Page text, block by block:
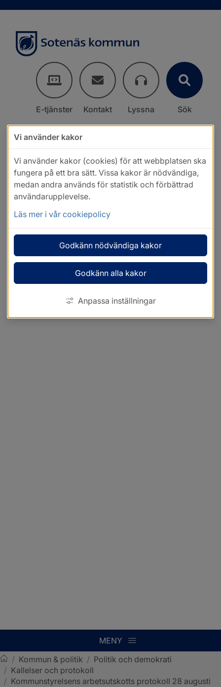
E-tjänster Kontakt Lyssna Sök
MENY
Sotenäs kommun
/ Kommun & politik / Politik och demokrati
/ Kallelser och protokoll
/ Kommunstyrelsens arbetsutskotts protokoll 28 augusti
Vi använder kakor
Vi använder kakor (cookies) för att webbplatsen ska
fungera på ett bra sätt. Vissa kakor är nödvändiga,
medan andra används för statistik och förbättrad
användarupplevelse.
Läs mer i vår cookiepolicy
Godkänn nödvändiga kakor
Godkänn alla kakor
Anpassa inställningar